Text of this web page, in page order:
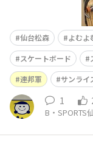
仙台松森 よむよ
スケートボード
連邦軍
サンライ
1
B・SPORTS